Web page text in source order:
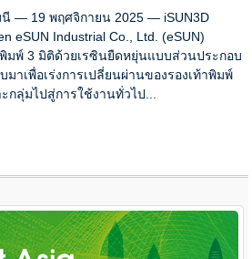
นี — 19 พฤศจิกายน 2025 — iSUN3D
eSUN Industrial Co., Ltd. (eSUN)
มพ์ 3 มิติด้วยเรซินยืดหยุ่นแบบส่วนประกอบ
าเพื่อเร่งการเปลี่ยนผ่านของรองเท้าพิมพ์
ลุ่มไปสู่การใช้งานทั่วไป...